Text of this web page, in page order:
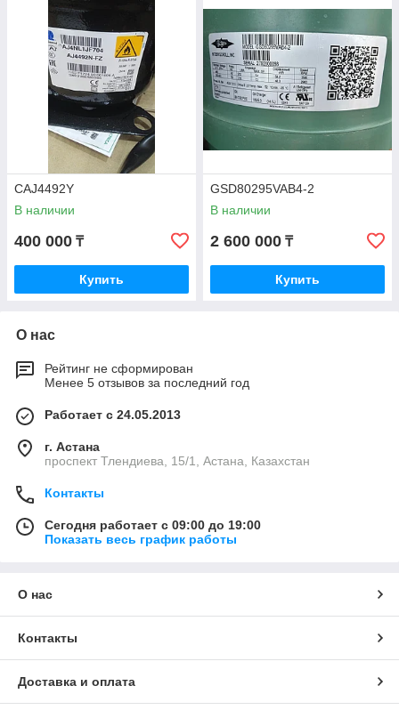
CAJ4492Y
В наличии
400 000 ₸
Купить
GSD80295VAB4-2
В наличии
2 600 000 ₸
Купить
О нас
Рейтинг не сформирован
Менее 5 отзывов за последний год
Работает с 24.05.2013
г. Астана
проспект Тлендиева, 15/1, Астана, Казахстан
Контакты
Сегодня работает с 09:00 до 19:00
Показать весь график работы
О нас
Контакты
Доставка и оплата